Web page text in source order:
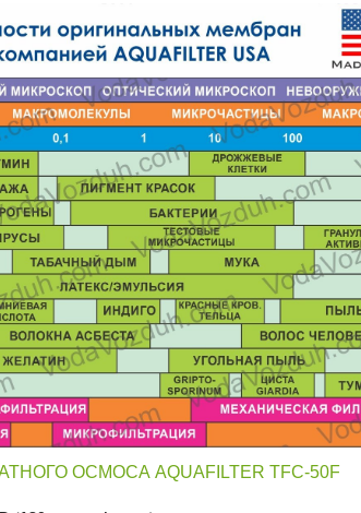
ОСМОСА AQUAFILTER TFC-50F